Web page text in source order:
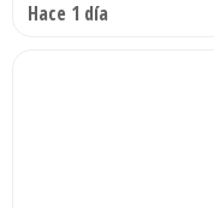
Hace 1 día